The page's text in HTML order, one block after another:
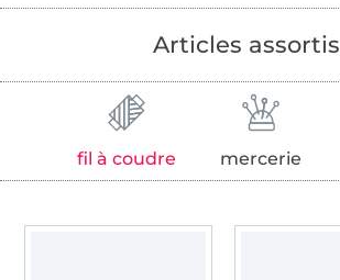
Articles assortis
fil à coudre mercerie